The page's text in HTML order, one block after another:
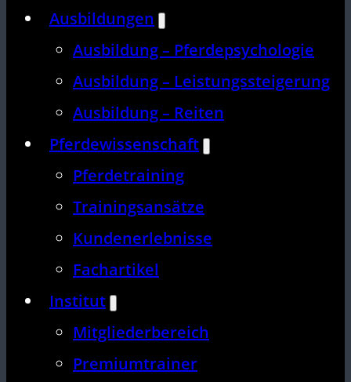
Ausbildungen
Ausbildung – Pferdepsychologie
Ausbildung – Leistungssteigerung
Ausbildung – Reiten
Pferdewissenschaft
Pferdetraining
Trainingsansätze
Kundenerlebnisse
Fachartikel
Institut
Mitgliederbereich
Premiumtrainer